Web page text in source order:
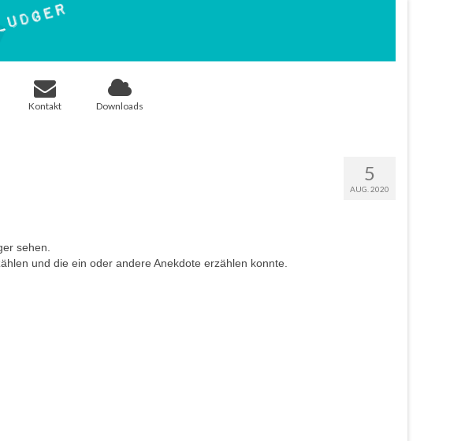
Kontakt Downloads
5
AUG. 2020
sehen.
und die ein oder andere Anekdote erzählen konnte.